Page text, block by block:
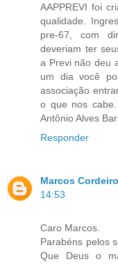
AAPPREVI foi
qualidade.
pre-67, com
deveriam ter
a Previ não deu
um dia você
associação
o que nos cabe.
Antônio Alves
Responder
Marcos
14:53
Caro Marcos.
Parabéns pelos
Que Deus o